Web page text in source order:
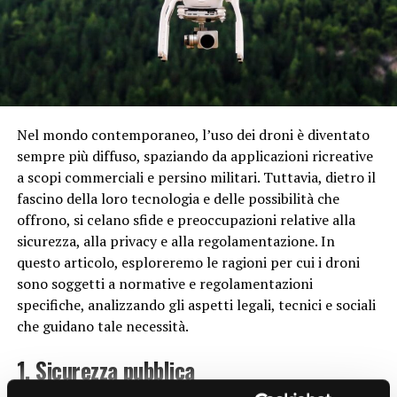
genetiche di alcune malattie ereditarie, offrendo
speranza a milioni di persone affette da patologie
genetiche.
Inoltre, la biotecnologia sta aprendo la strada a nuovi
approcci nella lotta contro il cancro. Terapie come
l’immunoterapia, che sfruttano il sistema immunitario
del paziente per combattere il cancro, stanno
dimostrando un enorme potenziale nel migliorare le
prospettive di sopravvivenza e ridurre gli effetti
collaterali dei trattamenti tradizionali come la
chemioterapia.
Impatto sull’Ambiente e
sull’Agricoltura
La biotecnologia non è solo una forza di cambiamento
nel settore della salute, ma ha anche un impatto
Nel mondo contemporaneo, l’uso dei droni è diventato
sempre più diffuso, spaziando da applicazioni ricreative
a scopi commerciali e persino militari. Tuttavia, dietro il
fascino della loro tecnologia e delle possibilità che
offrono, si celano sfide e preoccupazioni relative alla
sicurezza, alla privacy e alla regolamentazione. In
questo articolo, esploreremo le ragioni per cui i droni
sono soggetti a normative e regolamentazioni
specifiche, analizzando gli aspetti legali, tecnici e sociali
che guidano tale necessità.
1. Sicurezza pubblica